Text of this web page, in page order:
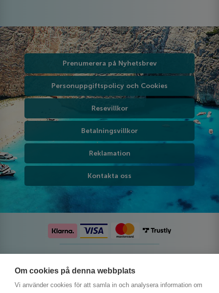
Om cookies på denna webbplats
Vi använder cookies för att samla in och analysera information om
Prenumerera på Nyhetsbrev
Personuppgiftspolicy och Cookies
Resevillkor
Betalningsvillkor
Reklamation
Kontakta oss